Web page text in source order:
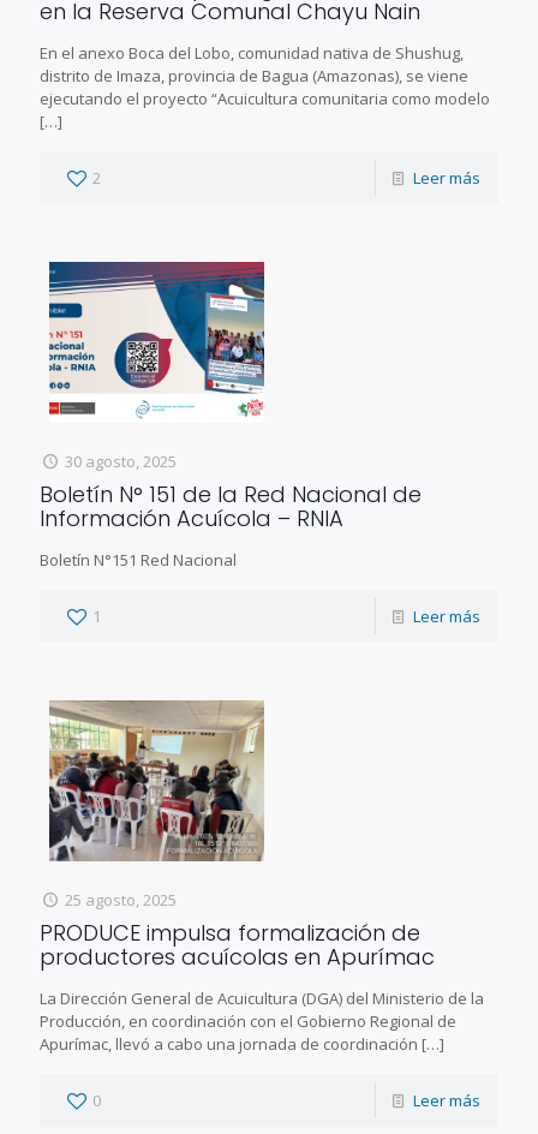
en la Reserva Comunal Chayu Nain
En el anexo Boca del Lobo, comunidad nativa de Shushug,
distrito de Imaza, provincia de Bagua (Amazonas), se viene
ejecutando el proyecto “Acuicultura comunitaria como modelo
[…]
2 Leer más
30 agosto, 2025
Boletín N° 151 de la Red Nacional de
Información Acuícola – RNIA
Boletín N°151 Red Nacional
1 Leer más
25 agosto, 2025
PRODUCE impulsa formalización de
productores acuícolas en Apurímac
La Dirección General de Acuicultura (DGA) del Ministerio de la
Producción, en coordinación con el Gobierno Regional de
Apurímac, llevó a cabo una jornada de coordinación […]
0 Leer más